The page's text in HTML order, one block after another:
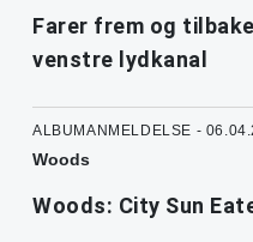
Farer frem og
venstre lydkanal
ALBUMANMELDELSE -
Woods
Woods: City Sun